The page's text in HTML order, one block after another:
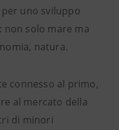
uno sviluppo
non solo mare ma
natura.
connesso al primo,
al mercato della
di minori